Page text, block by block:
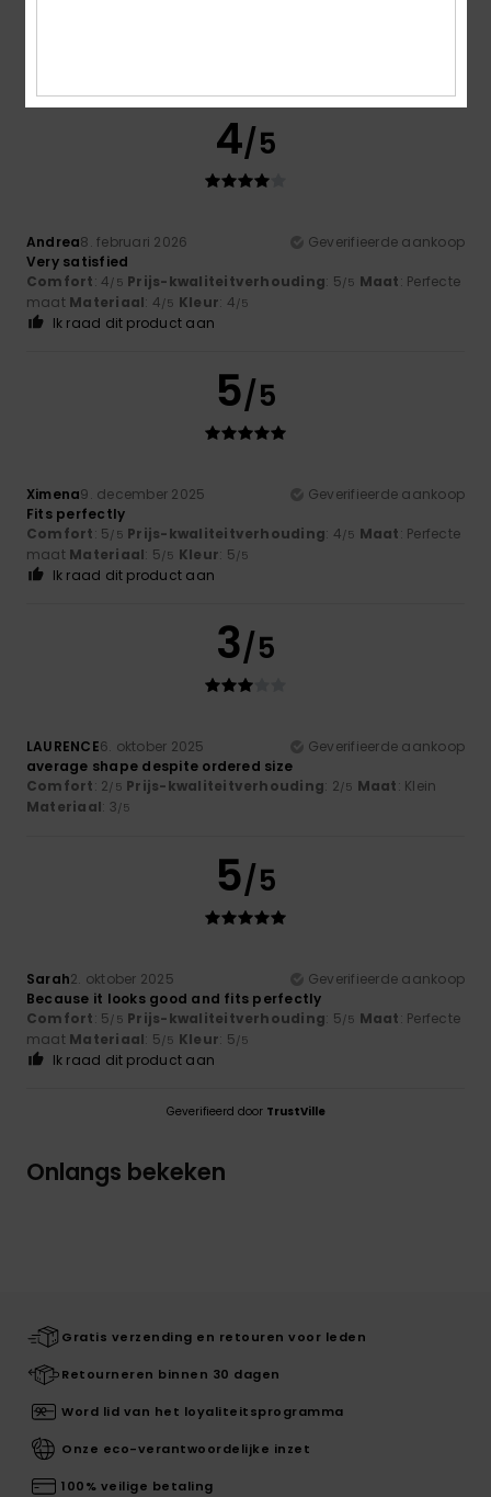
4/5
Andrea8. februari 2026
Geverifieerde aankoop
Very satisfied
Comfort: 4/5 Prijs-kwaliteitverhouding: 5/5 Maat: Perfecte
maat Materiaal: 4/5 Kleur: 4/5
Ik raad dit product aan
5/5
Ximena9. december 2025
Geverifieerde aankoop
Fits perfectly
Comfort: 5/5 Prijs-kwaliteitverhouding: 4/5 Maat: Perfecte
maat Materiaal: 5/5 Kleur: 5/5
Ik raad dit product aan
3/5
LAURENCE6. oktober 2025
Geverifieerde aankoop
average shape despite ordered size
Comfort: 2/5 Prijs-kwaliteitverhouding: 2/5 Maat: Klein
Materiaal: 3/5
5/5
Sarah2. oktober 2025
Geverifieerde aankoop
Because it looks good and fits perfectly
Comfort: 5/5 Prijs-kwaliteitverhouding: 5/5 Maat: Perfecte
maat Materiaal: 5/5 Kleur: 5/5
Ik raad dit product aan
Geverifieerd door TrustVille
Onlangs bekeken
Gratis verzending en retouren voor leden
Retourneren binnen 30 dagen
Word lid van het loyaliteitsprogramma
Onze eco-verantwoordelijke inzet
100% veilige betaling